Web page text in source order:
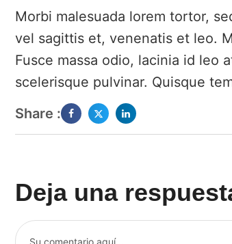
Morbi malesuada lorem tortor,
vel sagittis et, venenatis et leo.
Fusce massa odio, lacinia id leo
scelerisque pulvinar. Quisque
Share :
Deja una